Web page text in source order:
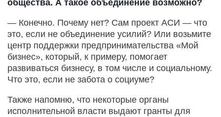
общества. А такое объединение возможно?
— Конечно. Почему нет? Сам проект АСИ — что
это, если не объединение усилий? Или возьмите
центр поддержки предпринимательства «Мой
бизнес», который, к примеру, помогает
развиваться бизнесу, в том числе и социальному.
Что это, если не забота о социуме?
Также напомню, что некоторые органы
исполнительной власти выдают гранты для